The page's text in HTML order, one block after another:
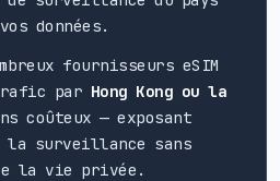
données.
fournisseurs eSIM
par Hong Kong ou la
coûteux — exposant
la surveillance sans
la vie privée.